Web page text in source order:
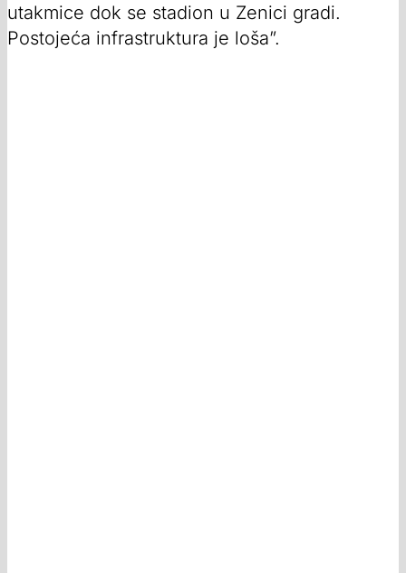
utakmice dok se stadion u Zenici gradi.
Postojeća infrastruktura je loša”.